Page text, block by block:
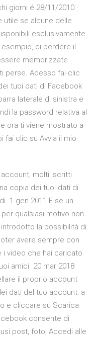
giorni é 28/11/2010 ·
utile se alcune delle
esclusivamente
di perdere il
memorizzate
perse. Adesso fai clic
tuoi dati di Facebook
laterale di sinistra e
la password relativa al
ora ti viene mostrato a
fai clic su Avvia il mio
account, molti iscritti
copia dei tuoi dati di
1 gen 2011 E se un
qualsiasi motivo non
la possibilità di
avere sempre con
i video che hai caricato
amici 20 mar 2018
il proprio account
dati del tuo account: a
e cliccare su Scarica
consente di
post, foto, Accedi alle